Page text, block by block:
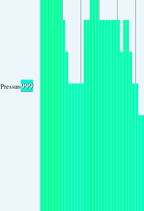
Pressure999